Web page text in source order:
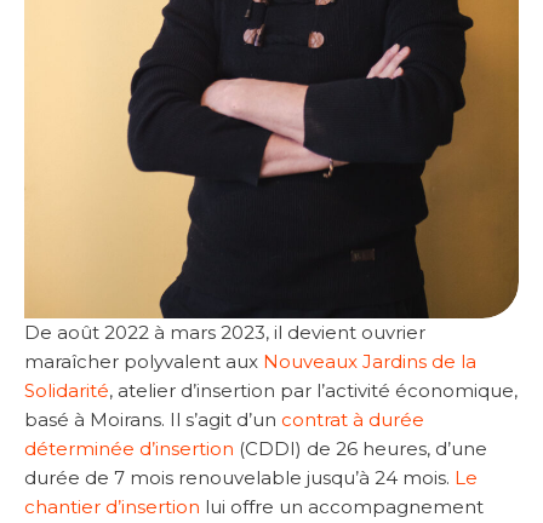
De août 2022 à mars 2023, il devient ouvrier
maraîcher polyvalent aux Nouveaux Jardins de la
Solidarité, atelier d’insertion par l’activité économique,
basé à Moirans. Il s’agit d’un contrat à durée
déterminée d’insertion (CDDI) de 26 heures, d’une
durée de 7 mois renouvelable jusqu’à 24 mois. Le
chantier d’insertion lui offre un accompagnement